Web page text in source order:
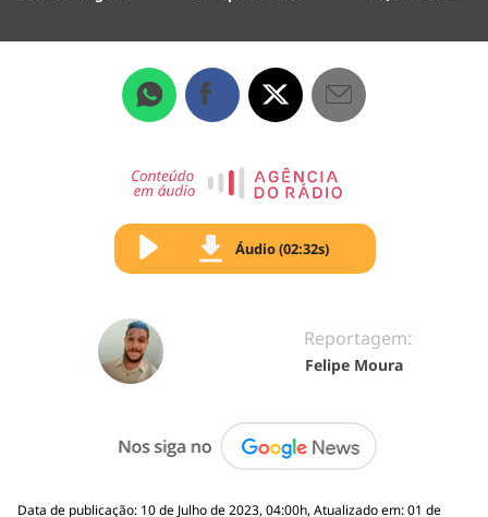
Áudio (02:32s)
Reportagem:
Felipe Moura
Data de publicação: 10 de Julho de 2023, 04:00h, Atualizado em: 01 de